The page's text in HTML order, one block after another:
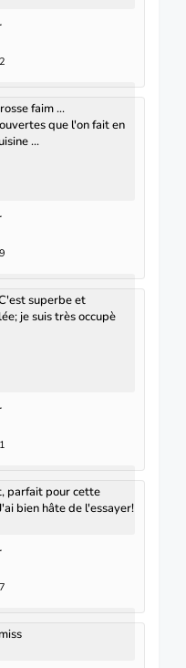
faim ...
que l'on fait en
...
superbe et
je suis très occupè
parfait pour cette
bien hâte de l'essayer!